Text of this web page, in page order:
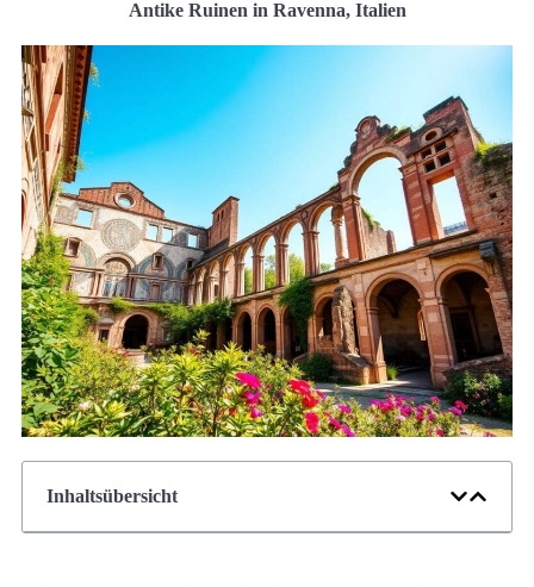
Antike Ruinen in Ravenna, Italien
Inhaltsübersicht